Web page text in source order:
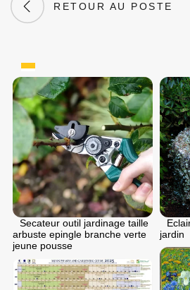
RETOUR AU POSTE
Secateur outil jardinage taille
arbuste epingle branche verte
jeune pousse
jardin